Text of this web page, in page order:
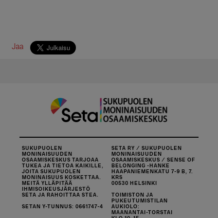
Jaa
SUKUPUOLEN
MONINAISUUDEN
OSAAMISKESKUS TARJOAA
TUKEA JA TIETOA KAIKILLE,
JOITA SUKUPUOLEN
MONINAISUUS KOSKETTAA.
MEITÄ YLLÄPITÄÄ
IHMISOIKEUSJÄRJESTÖ
SETA JA RAHOITTAA STEA.
SETAN Y-TUNNUS: 0661747-4
SETA RY / SUKUPUOLEN
MONINAISUUDEN
OSAAMISKESKUS / SENSE OF
BELONGING -HANKE
HAAPANIEMENKATU 7-9 B, 7.
KRS
00530 HELSINKI
TOIMISTON JA
PUKEUTUMISTILAN
AUKIOLO:
MAANANTAI-TORSTAI